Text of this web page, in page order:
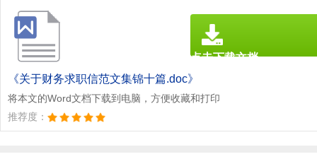
《关于财务求职信范文集锦十篇.doc》
将本文的Word文档下载到电脑，方便收藏和打印
推荐度：
点击下载文档
文档为doc格式